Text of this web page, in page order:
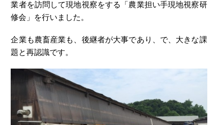
業者を訪問して現地視察をする「農業担い手現地視察研
修会」を行いました。
企業も農畜産業も、後継者が大事であり、で、大きな課
題と再認識です。